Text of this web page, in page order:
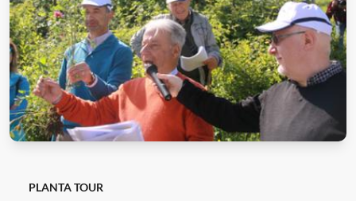
PLANTA TOUR